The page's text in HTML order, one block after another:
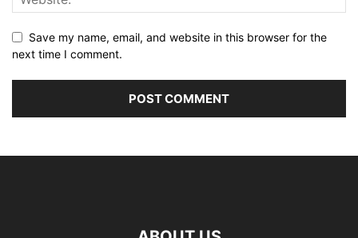
Save my name, email, and website in this browser for the
next time I comment.